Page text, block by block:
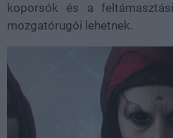
koporsók és a
mozgatórugói lehetnek.